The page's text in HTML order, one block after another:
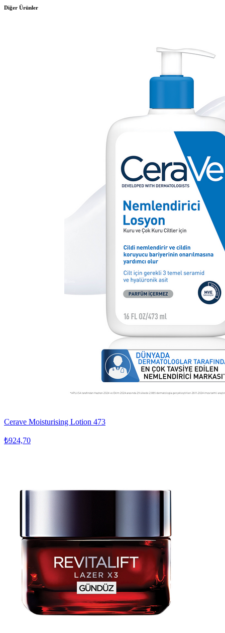
Diğer Ürünler
Cerave Moisturising Lotion 473
₺924,70